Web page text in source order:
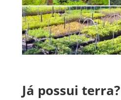
Já possui terra?